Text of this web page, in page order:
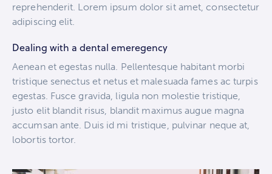
reprehenderit. Lorem ipsum dolor sit amet, consectetur
adipiscing elit.
Dealing with a dental emeregency
Aenean et egestas nulla. Pellentesque habitant morbi
tristique senectus et netus et malesuada fames ac turpis
egestas. Fusce gravida, ligula non molestie tristique,
justo elit blandit risus, blandit maximus augue magna
accumsan ante. Duis id mi tristique, pulvinar neque at,
lobortis tortor.